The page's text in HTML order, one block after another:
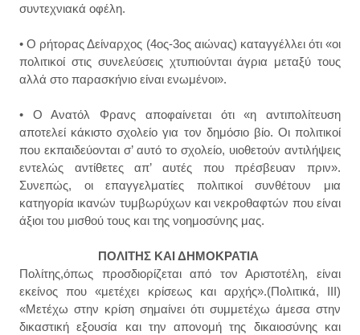
συντεχνιακά οφέλη.
• Ο ρήτορας Δείναρχος (4ος-3ος αιώνας) καταγγέλλει ότι «οι
πολιτικοί στις συνελεύσεις χτυπιούνται άγρια μεταξύ τους
αλλά στο παρασκήνιο είναι ενωμένοι».
• Ο Ανατόλ Φρανς αποφαίνεται ότι «η αντιπολίτευση
αποτελεί κάκιστο σχολείο για τον δημόσιο βίο. Οι πολιτικοί
που εκπαιδεύονται σ’ αυτό το σχολείο, υιοθετούν αντιλήψεις
εντελώς αντίθετες απ’ αυτές που πρέσβευαν πριν».
Συνεπώς, οι επαγγελματίες πολιτικοί συνθέτουν μια
κατηγορία ικανών τυμβωρύχων και νεκροθαφτών που είναι
άξιοι του μισθού τους και της νοημοσύνης μας.
ΠΟΛΙΤΗΣ ΚΑΙ ΔΗΜΟΚΡΑΤΙΑ
Πολίτης,όπως προσδιορίζεται από τον Αριστοτέλη, είναι
εκείνος που «μετέχει κρίσεως και αρχής».(Πολιτικά, ΙΙΙ)
«Μετέχω στην κρίση σημαίνει ότι συμμετέχω άμεσα στην
δικαστική εξουσία και την απονομή της δικαιοσύνης και